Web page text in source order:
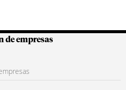
Colombianas
de empresas